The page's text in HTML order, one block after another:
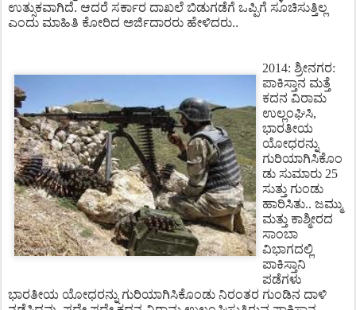
ಉತ್ಸುಕವಾಗಿದೆ. ಆದರೆ ಸರ್ಕಾರ ದಾಖಲೆ ಬಿಡುಗಡೆಗೆ ಒಪ್ಪಿಗೆ ಸೂಚಿಸುತ್ತಿಲ್ಲ
ಎಂದು ಮಾಹಿತಿ ಕೋರಿದ ಅರ್ಜಿದಾರರು ಹೇಳಿದರು..
2014: ಶ್ರೀನಗರ:
ಪಾಕಿಸ್ತಾನ ಮತ್ತೆ
ಕದನ ವಿರಾಮ
ಉಲ್ಲಂಘಿಸಿ,
ಭಾರತೀಯ
ಯೋಧರನ್ನು
ಗುರಿಯಾಗಿಸಿಕೊಂ
ಡು ಸುಮಾರು 25
ಸುತ್ತು ಗುಂಡು
ಹಾರಿಸಿತು.. ಜಮ್ಮು
ಮತ್ತು ಕಾಶ್ಮೀರದ
ಸಾಂಬಾ
ವಿಭಾಗದಲ್ಲಿ
ಪಾಕಿಸ್ತಾನಿ
ಪಡೆಗಳು
ಭಾರತೀಯ ಯೋಧರನ್ನು ಗುರಿಯಾಗಿಸಿಕೊಂಡು ನಿರಂತರ ಗುಂಡಿನ ದಾಳಿ